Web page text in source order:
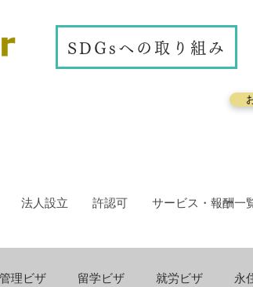
SDGsへの取り組み
法人設立 許認可 サービス・報酬一
理ビザ 留学ビザ 就労ビザ 永